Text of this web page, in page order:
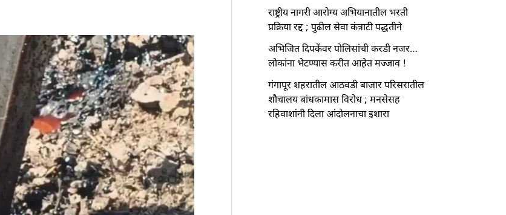
राष्ट्रीय नागरी आरोग्य अभियानातील भरती
प्रक्रिया रद्द ; पुढील सेवा कंत्राटी पद्धतीने
अभिजित दिपकेंवर पोलिसांची करडी नजर…
लोकांना भेटण्यास करीत आहेत मज्जाव !
गंगापूर शहरातील आठवडी बाजार परिसरातील
शौचालय बांधकामास विरोध ; मनसेसह
रहिवाशांनी दिला आंदोलनाचा इशारा